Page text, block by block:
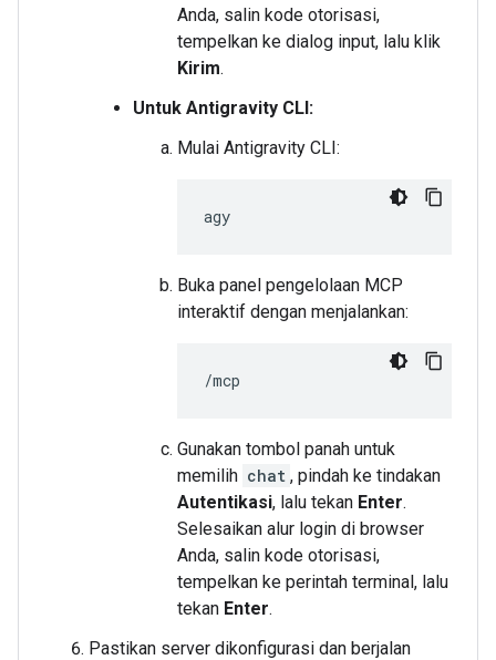
Anda, salin kode otorisasi,
tempelkan ke dialog input, lalu klik
Kirim.
Untuk Antigravity CLI:
Mulai Antigravity CLI:
Buka panel pengelolaan MCP
interaktif dengan menjalankan:
Gunakan tombol panah untuk
memilih chat , pindah ke tindakan
Autentikasi, lalu tekan Enter.
Selesaikan alur login di browser
Anda, salin kode otorisasi,
tempelkan ke perintah terminal, lalu
tekan Enter.
Pastikan server dikonfigurasi dan berjalan